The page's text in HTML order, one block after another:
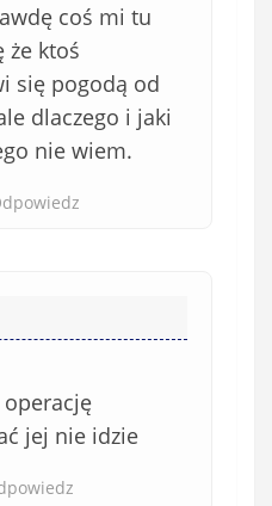
coś mi tu
że ktoś
się pogodą od
dlaczego i jaki
nie wiem.
jej nie idzie